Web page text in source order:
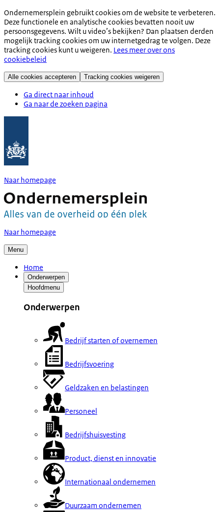
Ondernemersplein gebruikt cookies om de website te verbeteren.
Deze functionele en analytische cookies bevatten nooit uw
persoonsgegevens. Wilt u video’s bekijken? Dan plaatsen derden
mogelijk tracking cookies om uw internetgedrag te volgen. Deze
tracking cookies kunt u weigeren. Lees meer over ons
cookiebeleid
Alle cookies accepteren Tracking cookies weigeren
Ga direct naar inhoud
Ga naar de zoeken pagina
Naar homepage
Naar homepage
Menu
Home
Onderwerpen
Hoofdmenu
Onderwerpen
Bedrijf starten of overnemen
Bedrijfsvoering
Geldzaken en belastingen
Personeel
Bedrijfshuisvesting
Product, dienst en innovatie
Internationaal ondernemen
Duurzaam ondernemen